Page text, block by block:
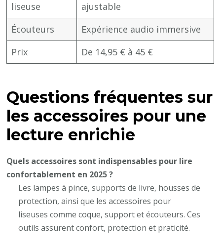
liseuse
ajustable
Écouteurs
Expérience audio immersive
Prix
De 14,95 € à 45 €
Questions fréquentes sur
les accessoires pour une
lecture enrichie
Quels accessoires sont indispensables pour lire
confortablement en 2025 ?
Les lampes à pince, supports de livre, housses de
protection, ainsi que les accessoires pour
liseuses comme coque, support et écouteurs. Ces
outils assurent confort, protection et praticité.